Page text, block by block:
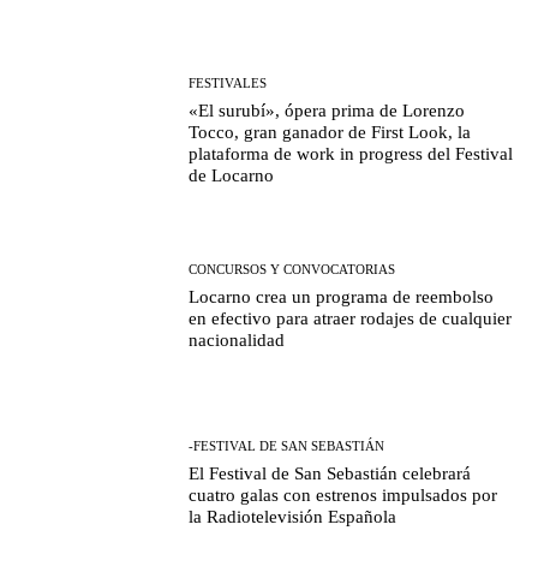
FESTIVALES
«El surubí», ópera prima de Lorenzo
Tocco, gran ganador de First Look, la
plataforma de work in progress del Festival
de Locarno
CONCURSOS Y CONVOCATORIAS
Locarno crea un programa de reembolso
en efectivo para atraer rodajes de cualquier
nacionalidad
-FESTIVAL DE SAN SEBASTIÁN
El Festival de San Sebastián celebrará
cuatro galas con estrenos impulsados por
la Radiotelevisión Española